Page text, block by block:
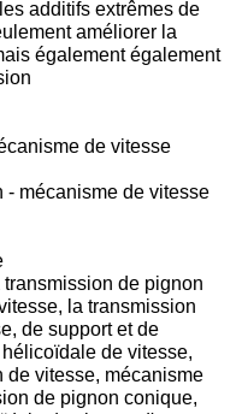
additifs extrêmes de
améliorer la
également également
de vitesse
- mécanisme de vitesse
de pignon
la transmission
de support et de
de vitesse,
de vitesse, mécanisme
de pignon conique,